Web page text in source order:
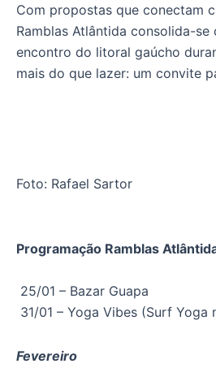
Com propostas que conectam
Ramblas Atlântida consolida-
encontro do litoral gaúcho
mais do que lazer: um convite
Foto: Rafael Sartor
Programação Ramblas
25/01 – Bazar Guapa
31/01 – Yoga Vibes (Surf Yoga
Fevereiro